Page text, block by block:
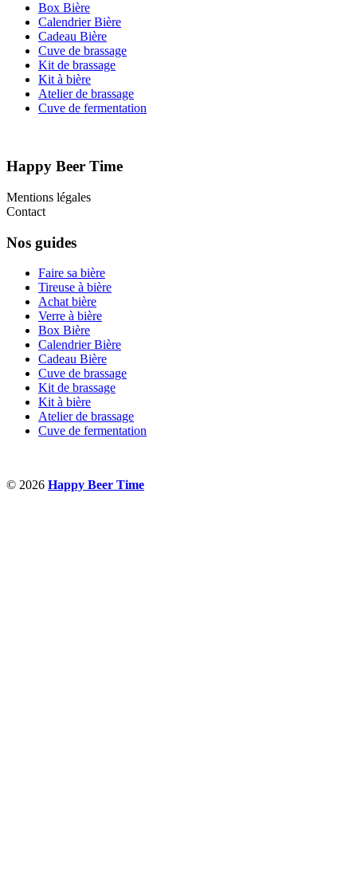
Box Bière
Calendrier Bière
Cadeau Bière
Cuve de brassage
Kit de brassage
Kit à bière
Atelier de brassage
Cuve de fermentation
Happy Beer Time
Mentions légales
Contact
Nos guides
Faire sa bière
Tireuse à bière
Achat bière
Verre à bière
Box Bière
Calendrier Bière
Cadeau Bière
Cuve de brassage
Kit de brassage
Kit à bière
Atelier de brassage
Cuve de fermentation
© 2026 Happy Beer Time